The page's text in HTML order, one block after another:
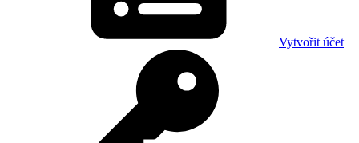
Vytvořit účet